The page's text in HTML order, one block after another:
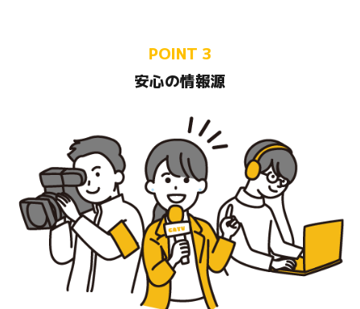
POINT 3
安心の情報源